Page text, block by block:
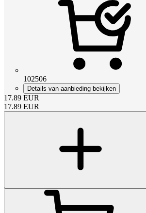
102506
Details van aanbieding bekijken
17.89 EUR
17.89 EUR